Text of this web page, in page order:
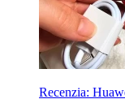
Recenzia: